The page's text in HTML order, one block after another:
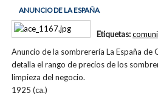
ANUNCIO DE LA ESPAÑA
Anuncio de la sombrerería La España de
detalla el rango de precios de los
limpieza del negocio.
1925 (ca.)
Etiquetas: